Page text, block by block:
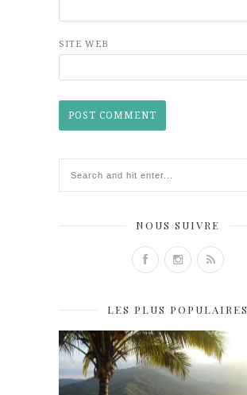
SITE WEB
NOUS SUIVRE
LES PLUS POPULAIRES